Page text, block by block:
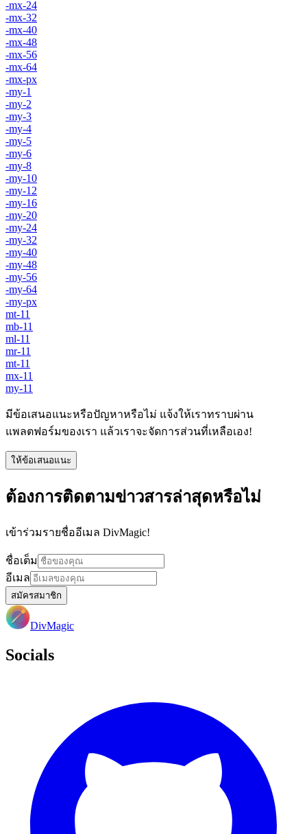
-mx-24
-mx-32
-mx-40
-mx-48
-mx-56
-mx-64
-mx-px
-my-1
-my-2
-my-3
-my-4
-my-5
-my-6
-my-8
-my-10
-my-12
-my-16
-my-20
-my-24
-my-32
-my-40
-my-48
-my-56
-my-64
-my-px
mt-11
mb-11
ml-11
mr-11
mt-11
mx-11
my-11
มีข้อเสนอแนะหรือปัญหาหรือไม่ แจ้งให้เราทราบผ่าน
แพลตฟอร์มของเรา แล้วเราจะจัดการส่วนที่เหลือเอง!
ให้ข้อเสนอแนะ
ต้องการติดตามข่าวสารล่าสุดหรือไม่
เข้าร่วมรายชื่ออีเมล DivMagic!
ชื่อเต็ม
อีเมล
สมัครสมาชิก
DivMagic
Socials